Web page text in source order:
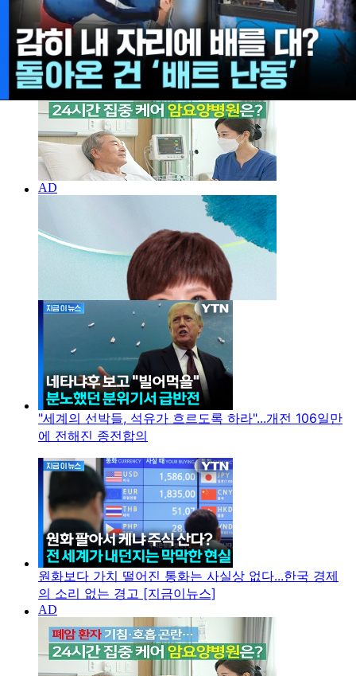
한국인에 눈 찢더니 "죄송하다"...파장 걷잡을 수 없이
확산하자 결국 [지금이뉴스]
"세계의 선박들, 석유가 흐르도록 하라"...개전 106일만
에 전해진 종전합의
원화보다 가치 떨어진 통화는 사실상 없다...한국 경제
의 소리 없는 경고 [지금이뉴스]